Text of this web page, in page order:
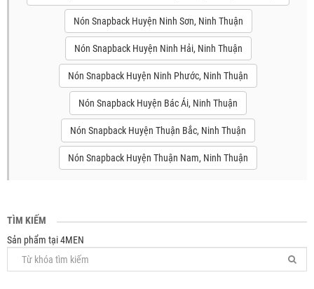
Nón Snapback Huyện Ninh Sơn, Ninh Thuận
Nón Snapback Huyện Ninh Hải, Ninh Thuận
Nón Snapback Huyện Ninh Phước, Ninh Thuận
Nón Snapback Huyện Bác Ái, Ninh Thuận
Nón Snapback Huyện Thuận Bắc, Ninh Thuận
Nón Snapback Huyện Thuận Nam, Ninh Thuận
TÌM KIẾM
Sản phẩm tại 4MEN